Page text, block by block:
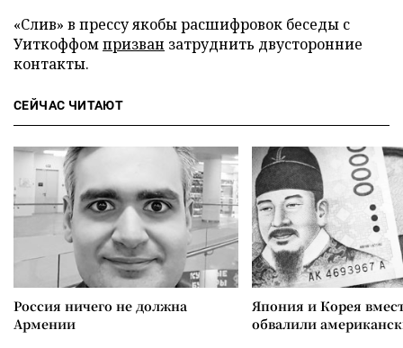
«Слив» в прессу якобы расшифровок беседы с
Уиткоффомпризван затруднить двусторонние
контакты.
СЕЙЧАС ЧИТАЮТ
Россия ничего не должна
Армении
Япония и Корея
обвалили